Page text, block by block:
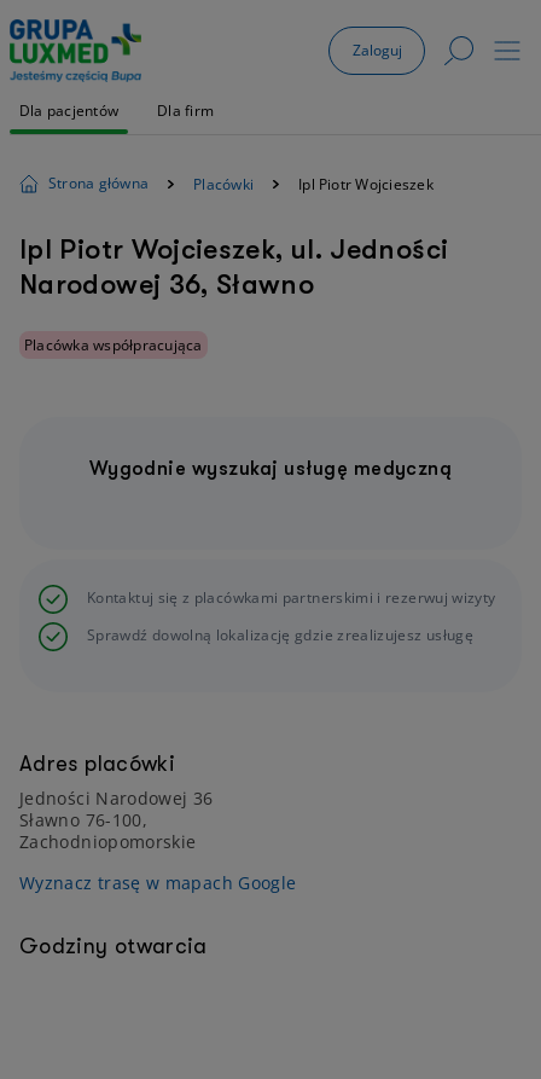
Zaloguj
Dla pacjentów Dla firm
Strona główna Placówki Ipl Piotr Wojcieszek
Ipl Piotr Wojcieszek, ul. Jedności
Narodowej 36, Sławno
Placówka współpracująca
Adres placówki
Jedności Narodowej 36
Sławno 76-100,
Zachodniopomorskie
Wyznacz trasę w mapach Google
Godziny otwarcia
Wygodnie wyszukaj usługę medyczną
Kontaktuj się z placówkami partnerskimi i rezerwuj wizyty
Sprawdź dowolną lokalizację gdzie zrealizujesz usługę